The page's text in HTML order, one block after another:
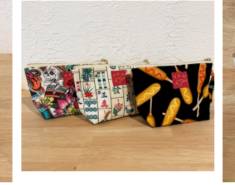
【y.y.williams】 ミニポーチ
¥1,500
SOLD OUT